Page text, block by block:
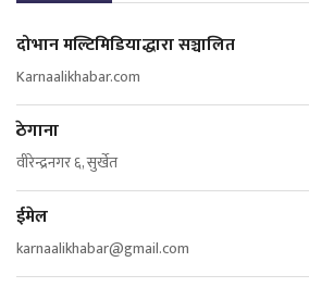
दोभान मल्टिमिडियाद्धारा सञ्चालित
Karnaalikhabar.com
ठेगाना
वीरेन्द्रनगर ६, सुर्खेत
ईमेल
karnaalikhabar@gmail.com